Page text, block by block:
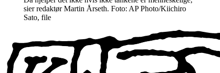
sier redaktør Martin Årseth. Foto: AP Photo/Kiichiro
Sato, file